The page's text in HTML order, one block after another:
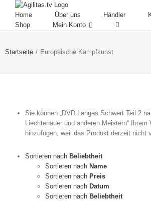
content
Home Über uns Händler
Shop
Mein Konto
Startseite / Europäische Kampfkunst
Sie können „DVD Langes Schwert Teil 2
Liechtenauer und anderen Meistern“ Ihrem
hinzufügen, weil das Produkt derzeit nicht
Sortieren nach Beliebtheit
Sortieren nach Name
Sortieren nach Preis
Sortieren nach Datum
Sortieren nach Beliebtheit